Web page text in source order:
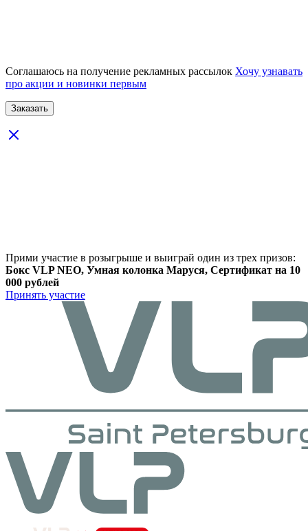
Соглашаюсь на получение рекламных рассылок Хочу узнавать
про акции и новинки первым
Прими участие в розыгрыше и выиграй один из трех призов:
Бокс VLP NEO, Умная колонка Маруся, Сертификат на 10
000 рублей
Принять участие